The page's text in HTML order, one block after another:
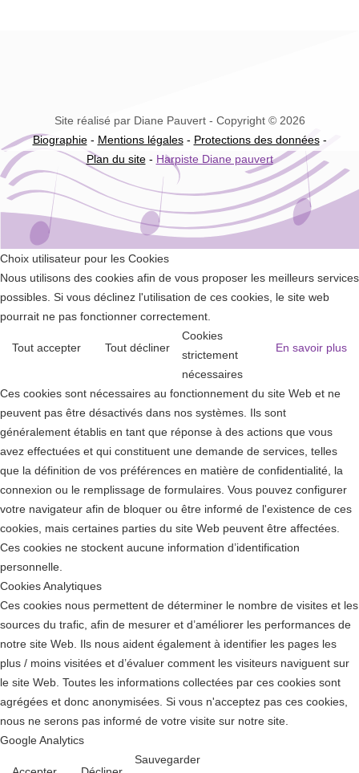
Site réalisé par Diane Pauvert - Copyright © 2026
Biographie- Mentions légales- Protections des données-
Plan du site- Harpiste Diane pauvert
Choix utilisateur pour les Cookies
Nous utilisons des cookies afin de vous proposer les meilleurs services
possibles. Si vous déclinez l'utilisation de ces cookies, le site web
pourrait ne pas fonctionner correctement.
Tout accepter Tout décliner En savoir plus
Cookies
strictement
nécessaires
Ces cookies sont nécessaires au fonctionnement du site Web et ne
peuvent pas être désactivés dans nos systèmes. Ils sont
généralement établis en tant que réponse à des actions que vous
avez effectuées et qui constituent une demande de services, telles
que la définition de vos préférences en matière de confidentialité, la
connexion ou le remplissage de formulaires. Vous pouvez configurer
votre navigateur afin de bloquer ou être informé de l'existence de ces
cookies, mais certaines parties du site Web peuvent être affectées.
Ces cookies ne stockent aucune information d’identification
personnelle.
Cookies Analytiques
Ces cookies nous permettent de déterminer le nombre de visites et les
sources du trafic, afin de mesurer et d’améliorer les performances de
notre site Web. Ils nous aident également à identifier les pages les
plus / moins visitées et d’évaluer comment les visiteurs naviguent sur
le site Web. Toutes les informations collectées par ces cookies sont
agrégées et donc anonymisées. Si vous n'acceptez pas ces cookies,
nous ne serons pas informé de votre visite sur notre site.
Google Analytics
Sauvegarder